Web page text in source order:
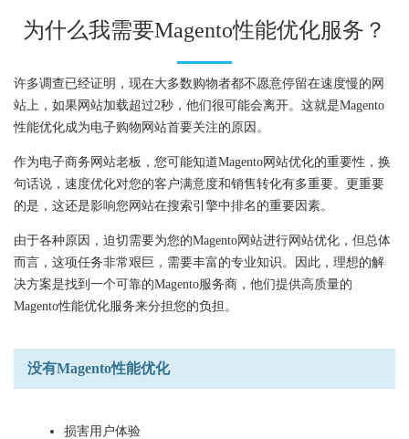
为什么我需要Magento性能优化服务？
许多调查已经证明，现在大多数购物者都不愿意停留在速度慢的网
站上，如果网站加载超过2秒，他们很可能会离开。这就是Magento
性能优化成为电子购物网站首要关注的原因。
作为电子商务网站老板，您可能知道Magento网站优化的重要性，换
句话说，速度优化对您的客户满意度和销售转化有多重要。更重要
的是，这还是影响您网站在搜索引擎中排名的重要因素。
由于各种原因，迫切需要为您的Magento网站进行网站优化，但总体
而言，这项任务非常艰巨，需要丰富的专业知识。因此，理想的解
决方案是找到一个可靠的Magento服务商，他们提供高质量的
Magento性能优化服务来分担您的负担。
没有Magento性能优化
损害用户体验